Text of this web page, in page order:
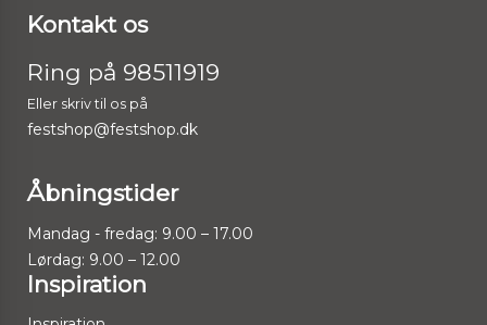
Kontakt os
Ring på 98511919
Eller skriv til os på
festshop@festshop.dk
Åbningstider
Mandag - fredag: 9.00 – 17.00
Lørdag: 9.00 – 12.00
Inspiration